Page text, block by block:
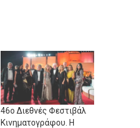
46ο Διεθνές Φεστιβάλ
Κινηματογράφου. Η